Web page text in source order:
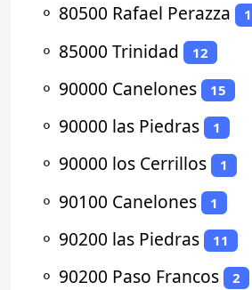
⚬ 80500 Rafael Perazza 1
⚬ 85000 Trinidad 12
⚬ 90000 Canelones 15
⚬ 90000 las Piedras 1
⚬ 90000 los Cerrillos 1
⚬ 90100 Canelones 1
⚬ 90200 las Piedras 11
⚬ 90200 Paso Francos 2